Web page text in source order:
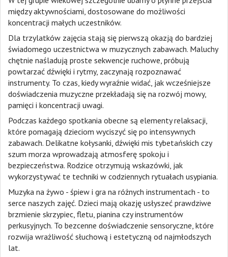
między aktywnościami, dostosowane do możliwości
koncentracji małych uczestników.
Dla trzylatków zajęcia stają się pierwszą okazją do bardziej
świadomego uczestnictwa w muzycznych zabawach. Maluchy
chętnie naśladują proste sekwencje ruchowe, próbują
powtarzać dźwięki i rytmy, zaczynają rozpoznawać
instrumenty. To czas, kiedy wyraźnie widać, jak wcześniejsze
doświadczenia muzyczne przekładają się na rozwój mowy,
pamięci i koncentracji uwagi.
Podczas każdego spotkania obecne są elementy relaksacji,
które pomagają dzieciom wyciszyć się po intensywnych
zabawach. Delikatne kołysanki, dźwięki mis tybetańskich czy
szum morza wprowadzają atmosferę spokoju i
bezpieczeństwa. Rodzice otrzymują wskazówki, jak
wykorzystywać te techniki w codziennych rytuałach usypiania.
Muzyka na żywo - śpiew i gra na różnych instrumentach - to
serce naszych zajęć. Dzieci mają okazję usłyszeć prawdziwe
brzmienie skrzypiec, fletu, pianina czy instrumentów
perkusyjnych. To bezcenne doświadczenie sensoryczne, które
rozwija wrażliwość słuchową i estetyczną od najmłodszych
lat.